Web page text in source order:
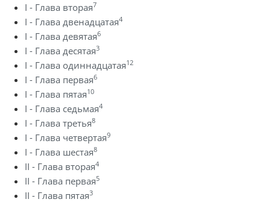
I - Глава вторая7
I - Глава двенадцатая4
I - Глава девятая6
I - Глава десятая3
I - Глава одиннадцатая12
I - Глава первая6
I - Глава пятая10
I - Глава седьмая4
I - Глава третья8
I - Глава четвертая9
I - Глава шестая8
II - Глава вторая4
II - Глава первая5
II - Глава пятая3